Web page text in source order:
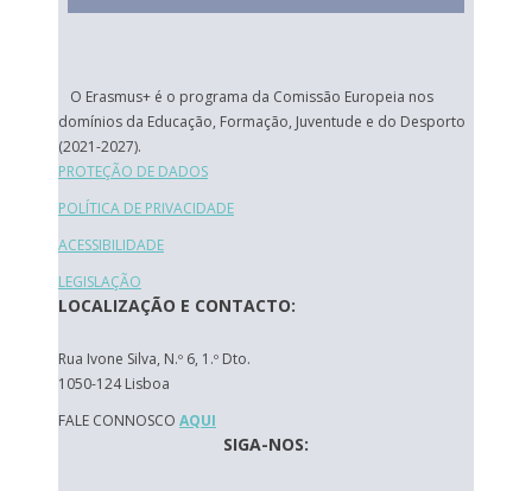
O Erasmus+ é o programa da Comissão Europeia nos
domínios da Educação, Formação, Juventude e do Desporto
(2021-2027).
PROTEÇÃO DE DADOS
POLÍTICA DE PRIVACIDADE
ACESSIBILIDADE
LEGISLAÇÃO
LOCALIZAÇÃO E CONTACTO:
Rua Ivone Silva, N.º 6, 1.º Dto.
1050-124 Lisboa
FALE CONNOSCO AQUI
SIGA-NOS: